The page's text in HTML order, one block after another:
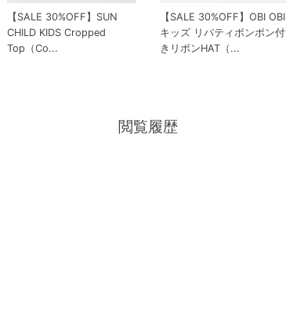
【SALE 30%OFF】SUN
CHILD KIDS Cropped
Top（Co...
【SALE 30%OFF】OBI OBI
キッズ リバティポンポン付
きリボンHAT（...
閲覧履歴